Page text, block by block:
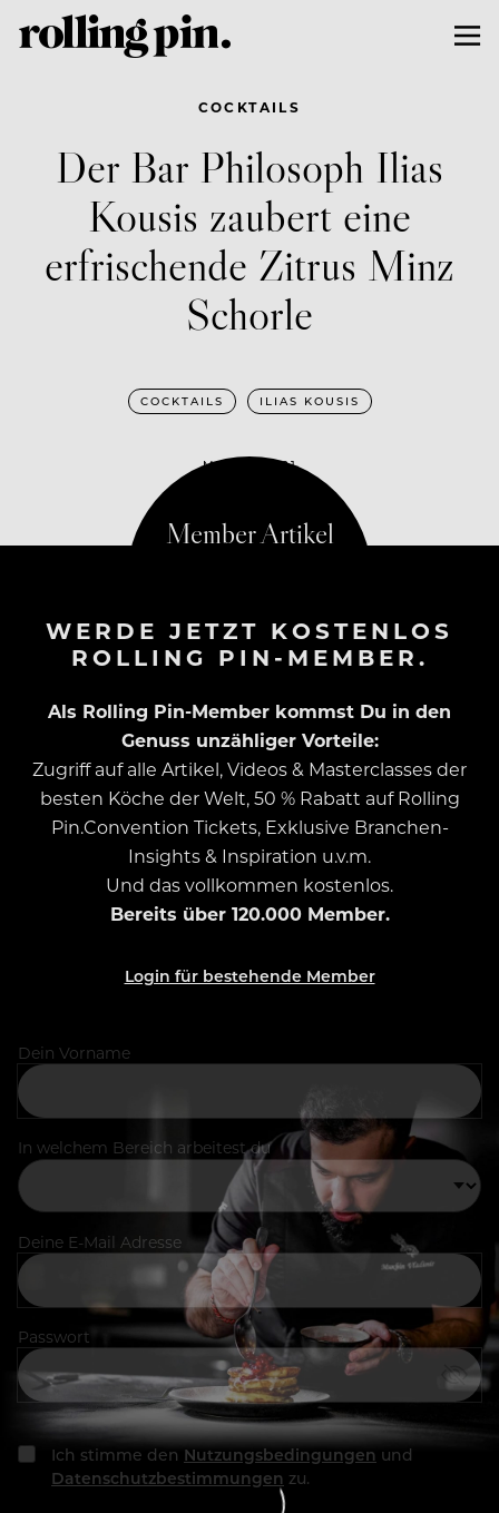
COCKTAILS
Der Bar Philosoph Ilias
Kousis zaubert eine
erfrischende Zitrus Minz
Schorle
COCKTAILS ILIAS KOUSIS
MAI 19, 2021
WERDE JETZT KOSTENLOS
ROLLING PIN-MEMBER.
Als Rolling Pin-Member kommst Du in den
Genuss unzähliger Vorteile:
Zugriff auf alle Artikel, Videos & Masterclasses der
besten Köche der Welt, 50 % Rabatt auf Rolling
Pin.Convention Tickets, Exklusive Branchen-
Insights & Inspiration u.v.m.
Und das vollkommen kostenlos.
Bereits über 120.000 Member.
Login für bestehende Member
Dein Vorname
In welchem Bereich arbeitest du
Deine E-Mail Adresse
Passwort
Ich stimme den Nutzungsbedingungen und
Datenschutzbestimmungen zu.